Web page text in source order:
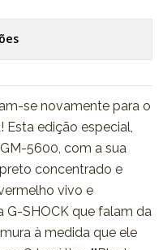
se novamente para o
edição especial,
5600, com a sua
concentrado e
vivo e
G-SHOCK que falam da
à medida que ele